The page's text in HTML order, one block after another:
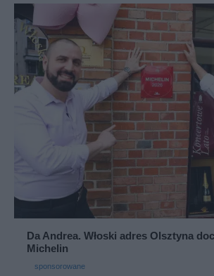
Da Andrea. Włoski adres Olsztyna
Michelin
sponsorowane